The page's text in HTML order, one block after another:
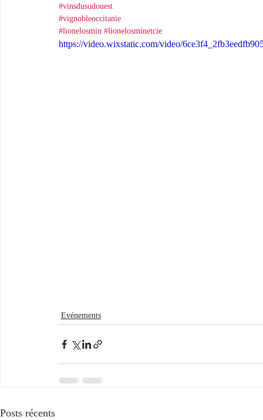
#NosDomaines
#vinsdusudouest
#vignobleoccitanie
#lionelosmin #lionelosminetcie
https://video.wixstatic.com/video/
Evénements
Posts récents